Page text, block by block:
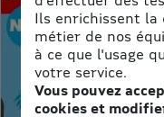
Ils enrichissent
métier de nos
à ce que l'usage
votre service.
Vous pouvez
cookies et